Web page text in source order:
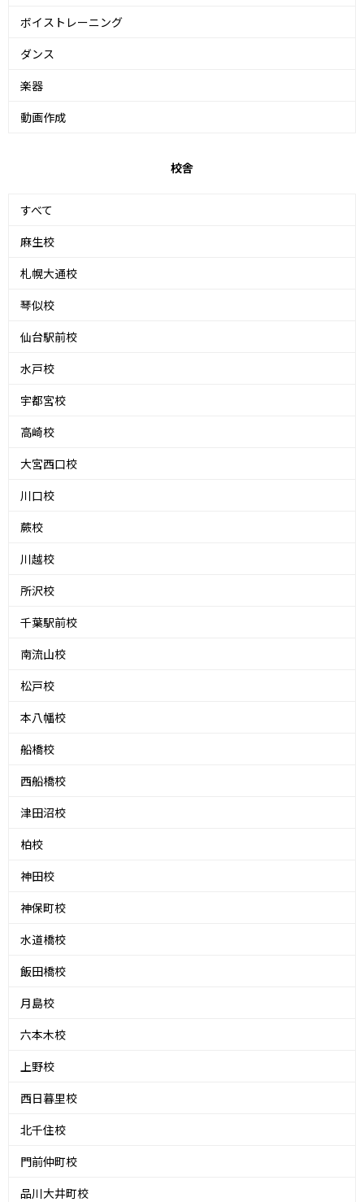
ボイストレーニング
ダンス
楽器
動画作成
校舎
すべて
麻生校
札幌大通校
琴似校
仙台駅前校
水戸校
宇都宮校
高崎校
大宮西口校
川口校
蕨校
川越校
所沢校
千葉駅前校
南流山校
松戸校
本八幡校
船橋校
西船橋校
津田沼校
柏校
神田校
神保町校
水道橋校
飯田橋校
月島校
六本木校
上野校
西日暮里校
北千住校
門前仲町校
品川大井町校